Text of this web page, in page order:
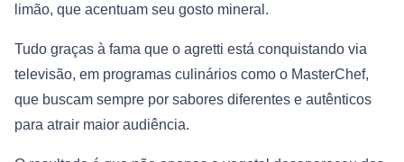
limão, que acentuam seu gosto mineral.
Tudo graças à fama que o agretti está conquistando via
televisão, em programas culinários como o MasterChef,
que buscam sempre por sabores diferentes e autênticos
para atrair maior audiência.